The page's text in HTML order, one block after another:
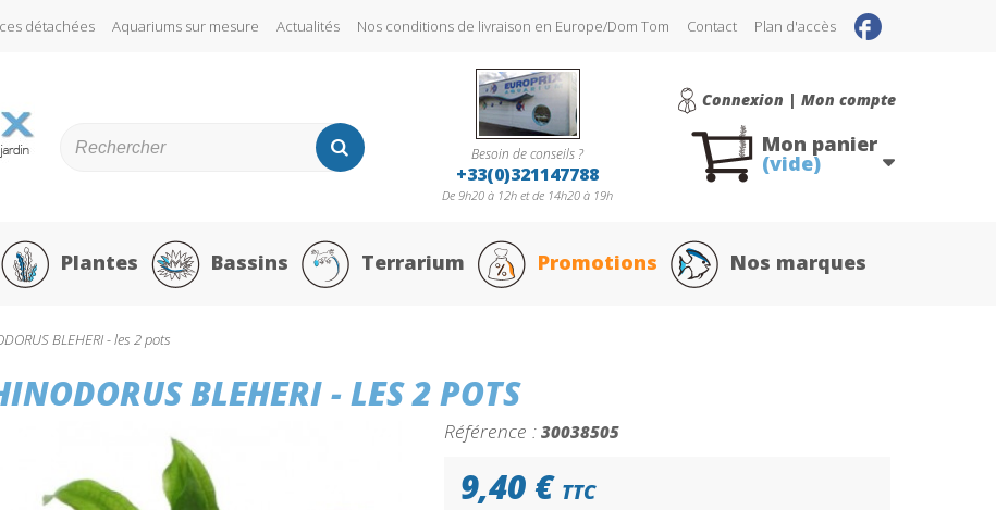
détachées Aquariums sur mesure Actualités Nos conditions de livraison en Europe/Dom Tom Contact Plan d'accès
Connexion | Mon compte
Besoin de conseils ?
+33(0)321147788
De 9h20 à 12h et de 14h20 à 19h
Mon panier
(vide)
Plantes Bassins Terrarium Promotions Nos marques
BLEHERI - les 2 pots
BLEHERI - LES 2 POTS
Référence : 30038505
9,40 € TTC